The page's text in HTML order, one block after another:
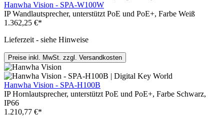
Hanwha Vision - SPA-W100W
IP Wandlautsprecher, unterstützt PoE und PoE+, Farbe Weiß
1.362,25 €*
Lieferzeit - siehe Hinweise
Preise inkl. MwSt. zzgl. Versandkosten
Hanwha Vision - SPA-H100B
IP Hornlautsprecher, unterstützt PoE und PoE+, Farbe Schwarz,
IP66
1.210,77 €*